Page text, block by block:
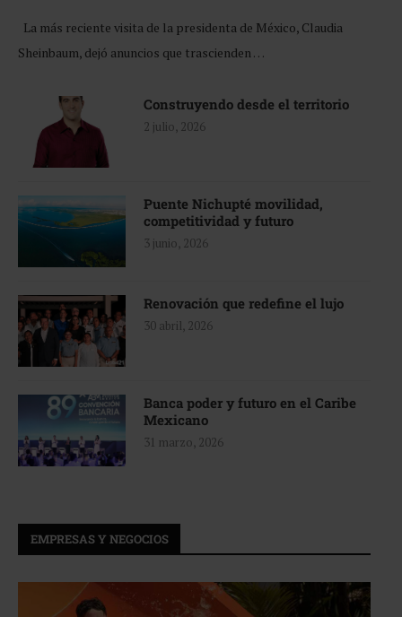
La más reciente visita de la presidenta de México, Claudia
Sheinbaum, dejó anuncios que trascienden …
Construyendo desde el territorio
2 julio, 2026
Puente Nichupté movilidad,
competitividad y futuro
3 junio, 2026
Renovación que redefine el lujo
30 abril, 2026
Banca poder y futuro en el Caribe
Mexicano
31 marzo, 2026
EMPRESAS Y NEGOCIOS